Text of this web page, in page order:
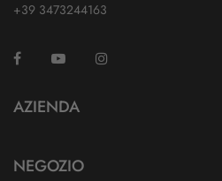
+39 3473244163
Facebook YouTube
AZIENDA
NEGOZIO